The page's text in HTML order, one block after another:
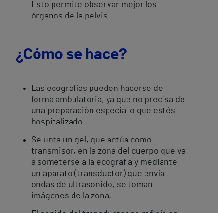
Esto permite observar mejor los
órganos de la pelvis.
¿Cómo se hace?
Las ecografías pueden hacerse de
forma ambulatoria, ya que no precisa de
una preparación especial o que estés
hospitalizado.
Se unta un gel, que actúa como
transmisor, en la zona del cuerpo que va
a someterse a la ecografía y mediante
un aparato (transductor) que envía
ondas de ultrasonido, se toman
imágenes de la zona.